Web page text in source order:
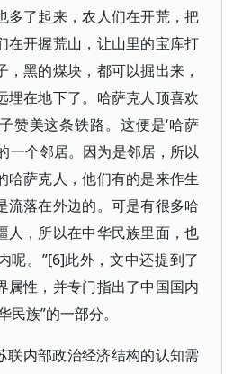
多了起来，农人们在开荒，把
在开握荒山，让山里的宝库打
黑的煤块，都可以掘出来，
埋在地下了。哈萨克人顶喜欢
赞美这条铁路。这便是‘哈萨
一个邻居。因为是邻居，所以
哈萨克人，他们有的是来作生
流落在外边的。可是有很多哈
人，所以在中华民族里面，也
呢。”[6]此外，文中还提到了
属性，并专门指出了中国国内
族”的一部分。
联内部政治经济结构的认知需